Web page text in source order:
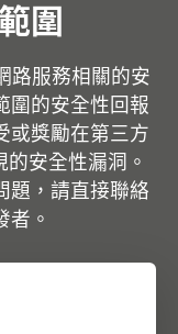
圍
路服務相關的安
圍的安全性回報
或獎勵在第三方
的安全性漏洞。
題，請直接聯絡
者。